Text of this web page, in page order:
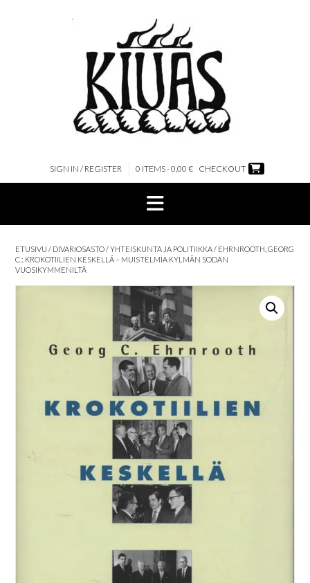
SIGN IN / REGISTER 0 ITEMS - 0,00 € CHECKOUT
ETUSIVU / DIVARIOSASTO/YHTEISKUNTA JA POLITIIKKA/ EHRNROOTH, GEORG
C.: KROKOTIILIEN KESKELLÄ – MUISTELMIA KYLMÄN SODAN
VUOSIKYMMENILTÄ